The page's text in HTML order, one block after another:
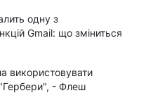
одну з
Gmail: що зміниться
використовувати
- Флеш